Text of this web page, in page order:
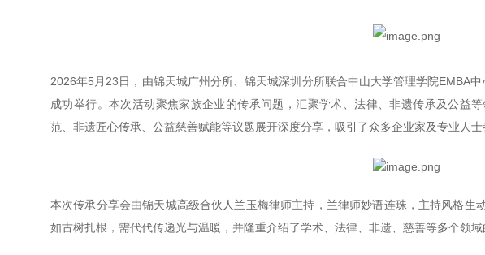
2026年5月23日，由锦天城广州分所、锦天城深圳分所联合中山大学管理学院EMBA
成功举行。本次活动聚焦家族企业的传承问题，汇聚学术、法律、非遗传承及公益
范、非遗匠心传承、公益慈善赋能等议题展开深度分享，吸引了众多企业家及专业人士
本次传承分享会由锦天城高级合伙人兰玉梅律师主持，兰律师妙语连珠，主持风格生
如古树扎根，需代代传递光与温暖，并隆重介绍了学术、法律、非遗、慈善等多个领域